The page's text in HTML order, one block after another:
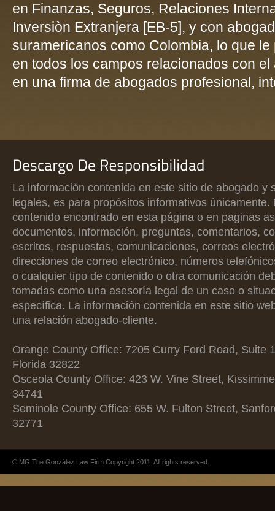
en Finanzas, Seguros, Relaciones
Inversiòn Extranjera [EB-5], y con
suramericanos como Colombia, lo que
en todos los campos relacionados con
en una firma de abogados profesional,
La información contenida en este sitio de abogado y
legales, es para propósitos informativos únicamente.
contenido encontrado en esta página o en paginas
documentos, información, preguntas, comentarios,
escritos, respuestas, comunicaciones, correos
direcciones de correo electrónico, números
o cualquier tipo de contenido o otra comunicación
tomadas como una asesoría legal de un caso o
específica. La información contenida en este sitio
una relación abogado-cliente.
Orange County Office: 7205 Curry Ford Road, Suite
Florida 32822
Osceola County Office: 423 W. Vine Street,
34741
Seminole County Office: 655 W. Fulton Street,
32771
© MG The González Law Firm Copyright 2011. All rights reserved.